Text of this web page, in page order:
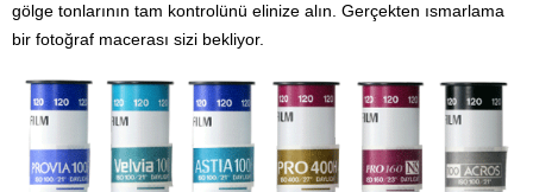
gölge tonlarının tam kontrolünü elinize alın. Gerçekten ısmarlama
bir fotoğraf macerası sizi bekliyor.